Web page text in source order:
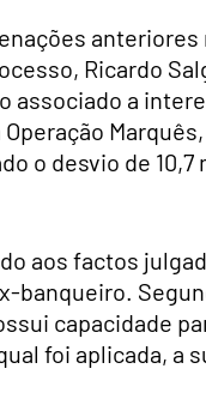
Ricardo
associado a
o desvio de 10,7
aos factos
banqueiro.
capacidade
foi aplicada, a